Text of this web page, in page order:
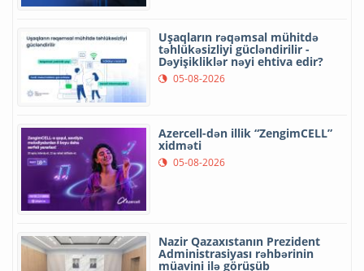
Uşaqların rəqəmsal mühitdə
təhlükəsizliyi gücləndirilir -
Dəyişikliklər nəyi ehtiva edir?
05-08-2026
Azercell-dən illik “ZengimCELL”
xidməti
05-08-2026
Nazir Qazaxıstanın Prezident
Administrasiyası rəhbərinin
müavini ilə görüşüb